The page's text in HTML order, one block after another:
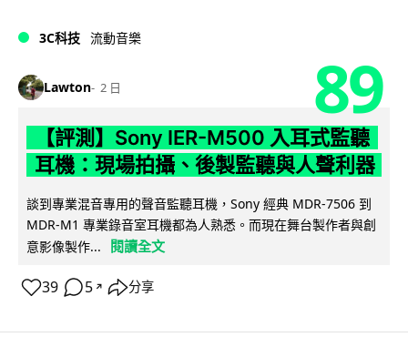
3C科技 流動音樂
Lawton 2 日 89
【評測】Sony IER-M500 入耳式監聽
耳機：現場拍攝、後製監聽與人聲利器
談到專業混音專用的聲音監聽耳機，Sony 經典 MDR-7506 到
MDR-M1 專業錄音室耳機都為人熟悉。而現在舞台製作者與創
意影像製作...
閱讀全文
39 5 ↗ 分享